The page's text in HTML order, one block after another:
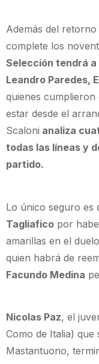
Además del
complete los
Selección tendrá a
Leandro Paredes,
quienes
estar desde el
Scaloni analiza
todas las líneas y
partido.
Lo único seguro es
Tagliafico por
amarillas en el
quien habrá de
Facundo Medina
Nicolas Paz, el
Como de Italia)
Mastantuono,